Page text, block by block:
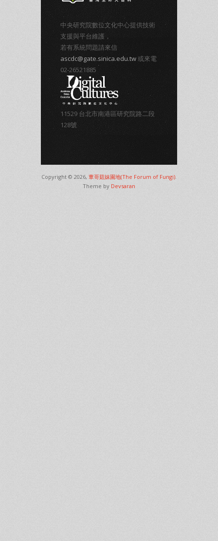
中央研究院數位文化中心提供技術
支援與平台維護，
若有系統問題請來信
ascdc@gate.sinica.edu.tw 或來電
02-26521885
11529 台北市南港區研究院路二段
128號
Copyright © 2026, 蕈哥菇妹園地(The Forum of Fungi)
Theme by Devsaran